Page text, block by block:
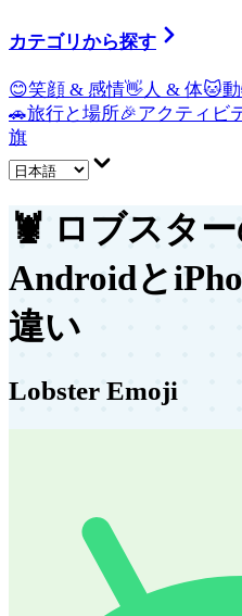
カテゴリから探す
😊笑顔 & 感情👋 人 & 体🐱
🚗旅行と場所🎉アクティビ
旗
🦞 ロブスタ
Androidと
違い
Lobster Emoji